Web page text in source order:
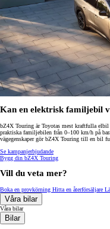
Kan en elektrisk familjebil
bZ4X Touring är Toyotas mest kraftfulla
praktiska familjebilen från 0–100 km/h på
vägegenskaper gör bZ4X Touring till en bil
Se kampanjerbjudande
Bygg din bZ4X Touring
Vill du veta mer?
Boka en provkörning Hitta en återförsäljare
Våra bilar
Våra bilar
Bilar